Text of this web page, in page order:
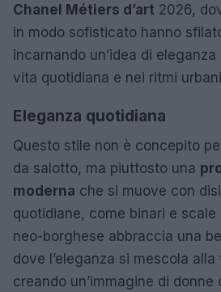
Chanel Métiers d’art 2026,
in modo sofisticato hanno
incarnando un’idea di
vita quotidiana e nei ritmi
Eleganza quotidiana
Questo stile non è concepito
da salotto, ma piuttosto una
moderna che si muove con
quotidiane, come binari e scale
neo-borghese abbraccia una
dove l’eleganza si mescola alla
creando un’immagine di